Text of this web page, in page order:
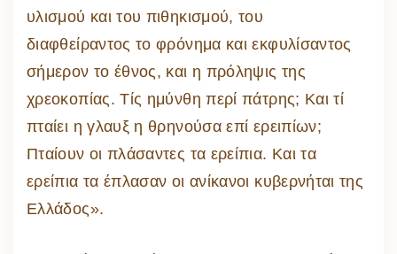
υλισμού και του πιθηκισμού, του
διαφθείραντος το φρόνημα και εκφυλίσαντος
σήμερον το έθνος, και η πρόληψις της
χρεοκοπίας. Τίς ημύνθη περί πάτρης; Και τί
πταίει η γλαυξ η θρηνούσα επί ερειπίων;
Πταίουν οι πλάσαντες τα ερείπια. Και τα
ερείπια τα έπλασαν οι ανίκανοι κυβερνήται της
Ελλάδος».